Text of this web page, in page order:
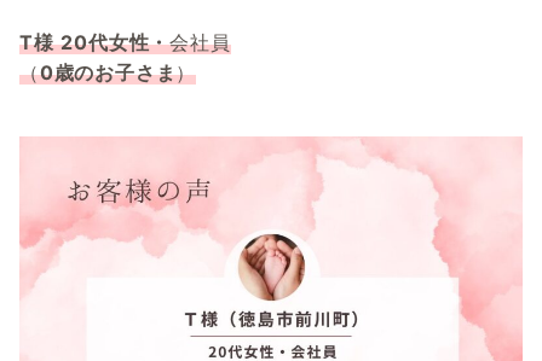
T様 20代女性・会社員
（0歳のお子さま）